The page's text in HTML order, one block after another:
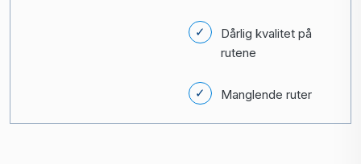
Dårlig kvalitet på
rutene
Manglende ruter